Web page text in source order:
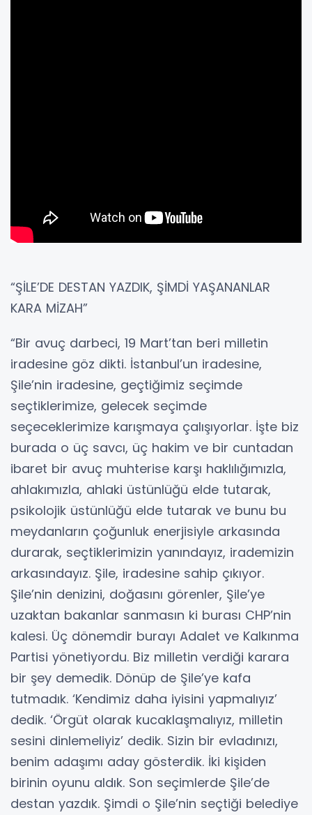
“ŞİLE’DE DESTAN YAZDIK, ŞİMDİ YAŞANANLAR
KARA MİZAH”
“Bir avuç darbeci, 19 Mart’tan beri milletin
iradesine göz dikti. İstanbul’un iradesine,
Şile’nin iradesine, geçtiğimiz seçimde
seçtiklerimize, gelecek seçimde
seçeceklerimize karışmaya çalışıyorlar. İşte biz
burada o üç savcı, üç hakim ve bir cuntadan
ibaret bir avuç muhterise karşı haklılığımızla,
ahlakımızla, ahlaki üstünlüğü elde tutarak,
psikolojik üstünlüğü elde tutarak ve bunu bu
meydanların çoğunluk enerjisiyle arkasında
durarak, seçtiklerimizin yanındayız, irademizin
arkasındayız. Şile, iradesine sahip çıkıyor.
Şile’nin denizini, doğasını görenler, Şile’ye
uzaktan bakanlar sanmasın ki burası CHP’nin
kalesi. Üç dönemdir burayı Adalet ve Kalkınma
Partisi yönetiyordu. Biz milletin verdiği karara
bir şey demedik. Dönüp de Şile’ye kafa
tutmadık. ‘Kendimiz daha iyisini yapmalıyız’
dedik. ‘Örgüt olarak kucaklaşmalıyız, milletin
sesini dinlemeliyiz’ dedik. Sizin bir evladınızı,
benim adaşımı aday gösterdik. İki kişiden
birinin oyunu aldık. Son seçimlerde Şile’de
destan yazdık. Şimdi o Şile’nin seçtiği belediye